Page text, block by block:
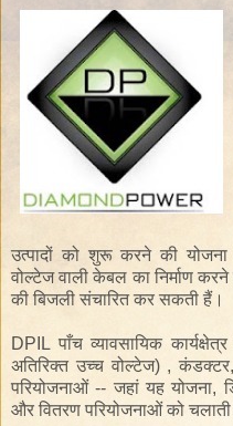
उत्पादों को शुरू करने की
वोल्टेजवालीकेबल का निर्माण करने
की बिजली संचारित कर सकती हैं ।
DPIL पाँच व्यावसायिक कार्यक्षेत्र
अतिरिक्त उच्च वोल्टेज) , कंडक्टर,
परियोजनाओं --जहां यह योजना,
और वितरण परियोजनाओं को